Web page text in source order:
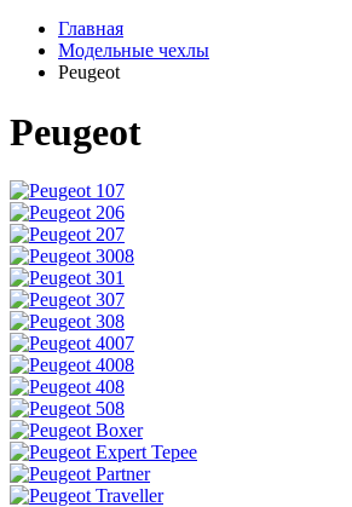
Главная
Модельные чехлы
Peugeot
Peugeot
107
206
207
3008
301
307
308
4007
4008
408
508
Boxer
Expert Tepee
Partner
Traveller